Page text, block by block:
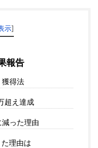
示]
報告
獲得法
超え達成
った理由
理由は